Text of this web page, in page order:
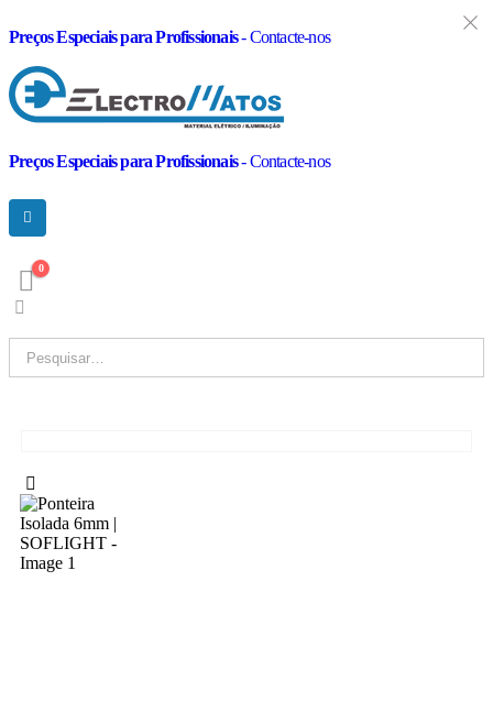
Preços Especiais para Profissionais- Contacte-nos
Preços Especiais para Profissionais- Contacte-nos
0